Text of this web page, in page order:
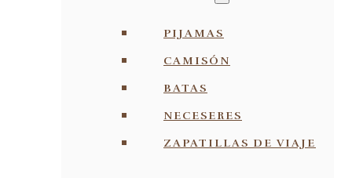
PIJAMAS
CAMISÓN
BATAS
NECESERES
ZAPATILLAS DE VIAJE